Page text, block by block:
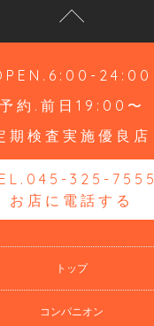
24:00
予約.前日19:00〜
期検査実施優良店
325-7555
お店に電話する
トップ
コンパニオン